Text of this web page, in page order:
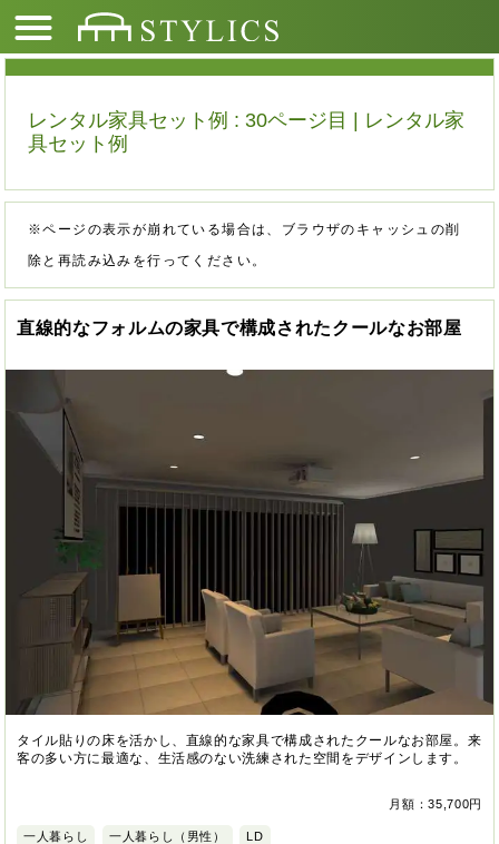
レンタル家具セット例 : 30ページ目 | レンタル家
具セット例
※ページの表示が崩れている場合は、ブラウザのキャッシュの削
除と再読み込みを行ってください。
直線的なフォルムの家具で構成されたクールなお部屋
タイル貼りの床を活かし、直線的な家具で構成されたクールなお部屋。来
客の多い方に最適な、生活感のない洗練された空間をデザインします。
月額：35,700円
一人暮らし 一人暮らし（男性） LD